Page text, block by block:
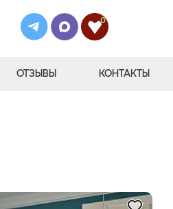
0
ОТЗЫВЫ КОНТАКТЫ